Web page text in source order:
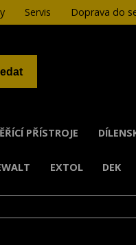
Servis Doprava do
PŘÍSTROJE
EXTOL DEK